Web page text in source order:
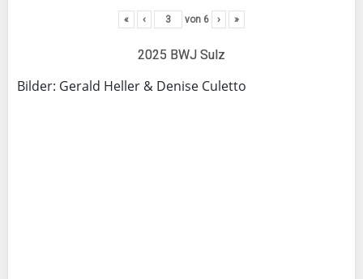
« ‹ von 6 › »
2025 BWJ Sulz
Bilder: Gerald Heller & Denise Culetto